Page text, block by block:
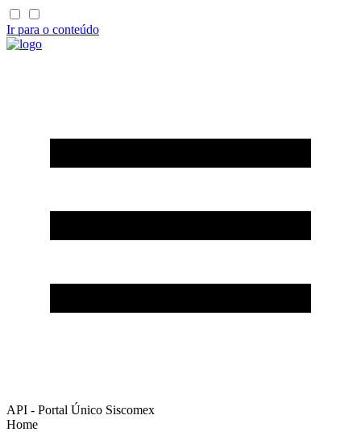
Ir para o conteúdo
API - Portal Único Siscomex
Home